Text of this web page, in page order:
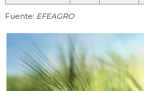
Fuente: EFEAGRO